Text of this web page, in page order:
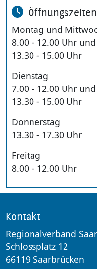
Öffnungszeiten
Montag und
8.00 - 12.00 Uhr und
13.30 - 15.00 Uhr
Dienstag
7.00 - 12.00 Uhr und
13.30 - 15.00 Uhr
Donnerstag
13.30 - 17.30 Uhr
Freitag
8.00 - 12.00 Uhr
Kontakt
Regionalverband
Schlossplatz 12
66119 Saarbrücken